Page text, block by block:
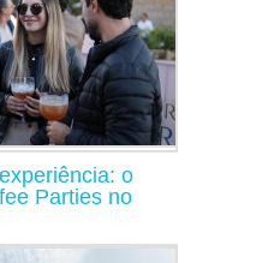
o
Parties no